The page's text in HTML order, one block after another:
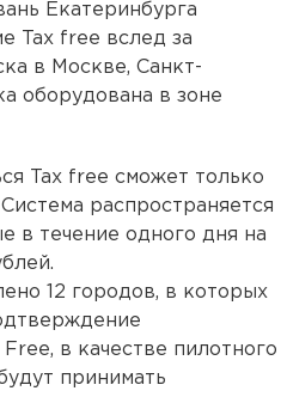
Екатеринбурга
Tax free вслед за
в Москве, Санкт-
оборудована в зоне
Tax free сможет только
распространяется
в течение одного дня на
12 городов, в которых
в качестве пилотного
принимать